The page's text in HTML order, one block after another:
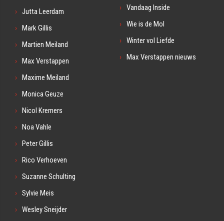
Jutta Leerdam
Mark Gillis
Martien Meiland
Max Verstappen
Maxime Meiland
Monica Geuze
Nicol Kremers
Noa Vahle
Peter Gillis
Rico Verhoeven
Suzanne Schulting
Sylvie Meis
Wesley Sneijder
Vandaag Inside
Wie is de Mol
Winter vol Liefde
Max Verstappen nieuws